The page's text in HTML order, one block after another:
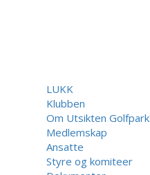
LUKK
Klubben
Om Utsikten Golfpark
Medlemskap
Ansatte
Styre og komiteer